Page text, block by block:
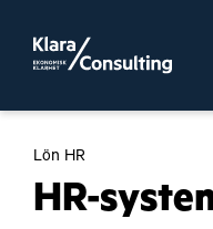
Lön HR
HR-